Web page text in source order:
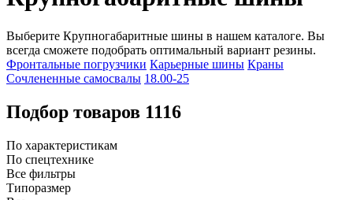
Выберите Крупногабаритные шины в нашем каталоге. Вы
всегда сможете подобрать оптимальный вариант резины.
Фронтальные погрузчики Карьерные шины Краны
Сочлененные самосвалы 18.00-25
Подбор товаров 1116
По характеристикам
По спецтехнике
Все фильтры
Типоразмер